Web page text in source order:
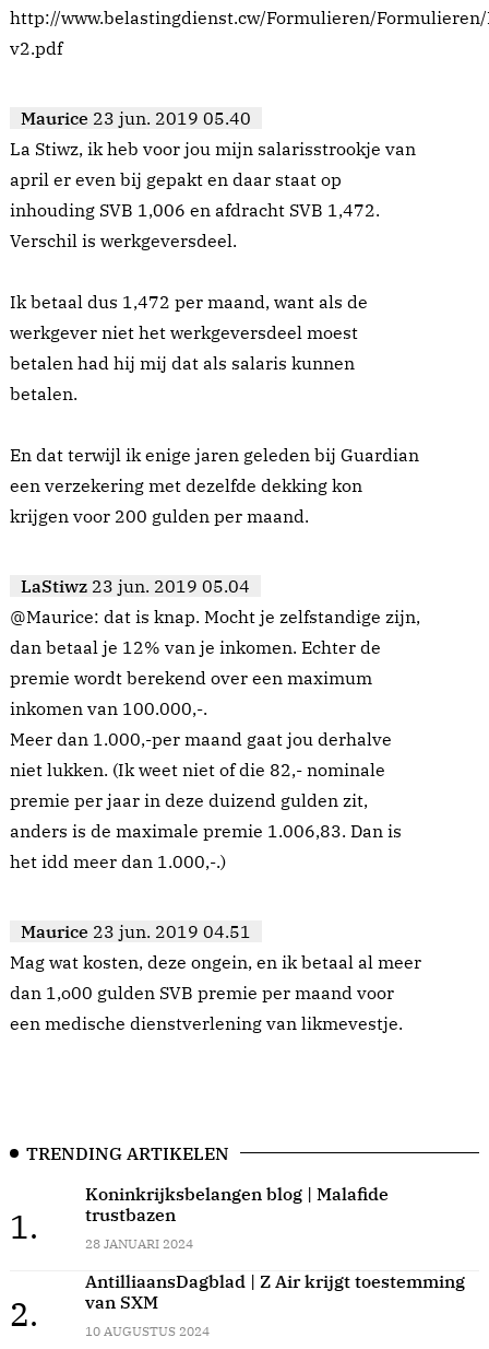
http://www.belastingdienst.cw/Formulieren/
v2.pdf
Maurice 23 jun. 2019 05.40
La Stiwz, ik heb voor jou mijn salarisstrookje van
april er even bij gepakt en daar staat op
inhouding SVB 1,006 en afdracht SVB 1,472.
Verschil is werkgeversdeel.
Ik betaal dus 1,472 per maand, want als de
werkgever niet het werkgeversdeel moest
betalen had hij mij dat als salaris kunnen
betalen.
En dat terwijl ik enige jaren geleden bij Guardian
een verzekering met dezelfde dekking kon
krijgen voor 200 gulden per maand.
LaStiwz 23 jun. 2019 05.04
@Maurice: dat is knap. Mocht je zelfstandige zijn,
dan betaal je 12% van je inkomen. Echter de
premie wordt berekend over een maximum
inkomen van 100.000,-.
Meer dan 1.000,-per maand gaat jou derhalve
niet lukken. (Ik weet niet of die 82,- nominale
premie per jaar in deze duizend gulden zit,
anders is de maximale premie 1.006,83. Dan is
het idd meer dan 1.000,-.)
Maurice 23 jun. 2019 04.51
Mag wat kosten, deze ongein, en ik betaal al meer
dan 1,o00 gulden SVB premie per maand voor
een medische dienstverlening van likmevestje.
TRENDING ARTIKELEN
1.
Koninkrijksbelangen blog | Malafide
trustbazen
28 JANUARI 2024
2.
AntilliaansDagblad | Z Air krijgt toestemming
van SXM
10 AUGUSTUS 2024